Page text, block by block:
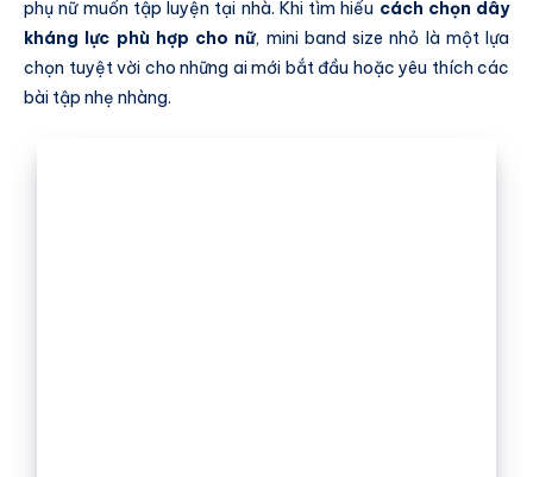
phụ nữ muốn tập luyện tại nhà. Khi tìm hiểu cách chọn dây
kháng lực phù hợp cho nữ, mini band size nhỏ là một lựa
chọn tuyệt vời cho những ai mới bắt đầu hoặc yêu thích các
bài tập nhẹ nhàng.